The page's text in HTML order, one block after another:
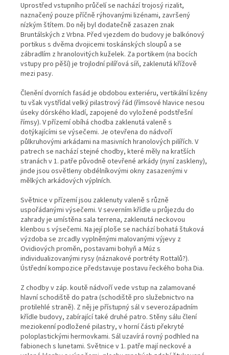
Uprostřed vstupního průčelí se nachází trojosý rizalit,
naznačený pouze příčně rýhovanými lizénami, završený
nízkým štítem. Do něj byl dodatečně zasazen znak
Bruntálských z Vrbna. Před vjezdem do budovy je balkónový
portikus s dvěma dvojicemi toskánských sloupů a se
zábradlím z hranolovitých kuželek. Za portikem (na bocích
vstupy pro pěší) je trojlodní pilířová síň, zaklenutá křížově
mezi pasy.
Členění dvorních fasád je obdobou exteriéru, vertikální lizény
tu však vystřídal velký pilastrový řád (římsové hlavice nesou
úseky dórského kladí, zapojené do vyložené podstřešní
římsy). V přízemí obíhá chodba zaklenutá valeně s
dotýkajícími se výsečemi. Je otevřena do nádvoří
půlkruhovými arkádami na masivních hranolových pilířích. V
patrech se nachází stejné chodby, které měly na kratších
stranách v 1. patře původně otevřené arkády (nyní zaskleny),
jinde jsou osvětleny obdélníkovými okny zasazenými v
mělkých arkádových výplních.
Světnice v přízemí jsou zaklenuty valeně s různě
uspořádanými výsečemi. V severním křídle u průjezdu do
zahrady je umístěna sala terrena, zaklenutá neckovou
klenbou s výsečemi. Na její ploše se nachází bohatá štuková
výzdoba se zrcadly vyplněnými malovanými výjevy z
Ovidiových proměn, postavami bohyň a Múz s
individualizovanými rysy (náznakové portréty Rottalů?).
Ústřední kompozice představuje postavu řeckého boha Dia.
Z chodby v záp. koutě nádvoří vede vstup na zalamované
hlavní schodiště do patra (schodiště pro služebnictvo na
protilehlé straně). Z něj je přístupný sál v severozápadním
křídle budovy, zabírající také druhé patro. Stěny sálu člení
meziokenní podložené pilastry, v horní části překryté
poloplastickými hermovkami. Sál uzavírá rovný podhled na
fabionech s lunetami. Světnice v 1. patře mají neckové a